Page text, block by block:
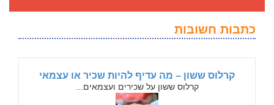
כתבות חשובות
קרלוס ששון – מה עדיף להיות שכיר או עצמאי
קרלוס ששון על שכירים ועצמאים...